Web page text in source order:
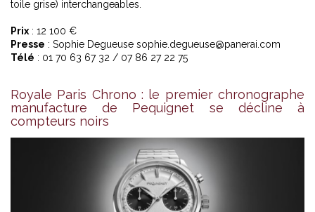
toile grise) interchangeables.
Prix: 12 100 €
Presse : Sophie Degueuse sophie.degueuse@panerai.com
Télé : 01 70 63 67 32 / 07 86 27 22 75
Royale Paris Chrono : le premier chronographe
manufacture de Pequignet se décline à
compteurs noirs